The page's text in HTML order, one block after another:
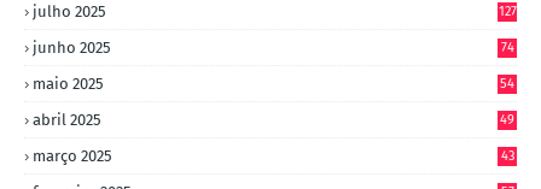
julho 2025 127
junho 2025 74
maio 2025 54
abril 2025 49
março 2025 43